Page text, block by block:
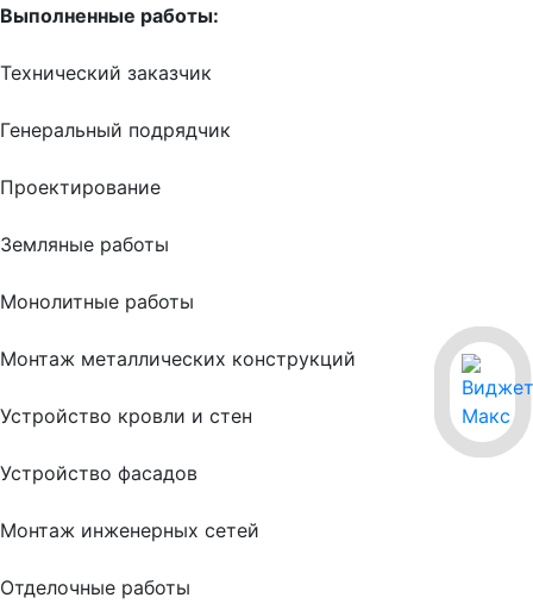
Выполненные работы:
Технический заказчик
Генеральный подрядчик
Проектирование
Земляные работы
Монолитные работы
Монтаж металлических конструкций
Устройство кровли и стен
Устройство фасадов
Монтаж инженерных сетей
Отделочные работы